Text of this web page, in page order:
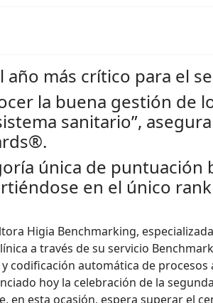
más crítico para el
la buena gestión de
sanitario”,
única de puntuación
en el único
Higia Benchmarking,
a través de su servicio
codificación automática de
hoy la celebración de la
esta ocasión, espera superar el